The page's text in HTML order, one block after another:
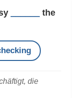
the
die